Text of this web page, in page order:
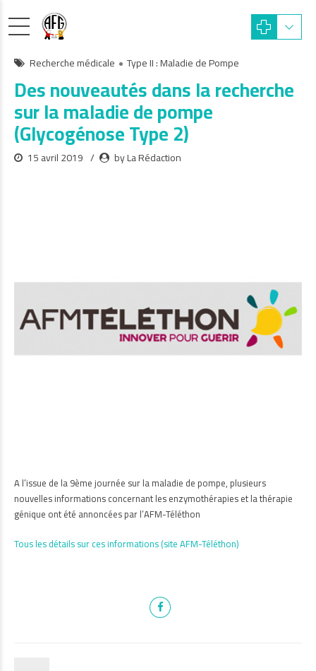
Recherche médicale Type II : Maladie de Pompe
Des nouveautés dans la recherche
sur la maladie de pompe
(Glycogénose Type 2)
15 avril 2019 by La Rédaction
A l’issue de la 9ème journée sur la maladie de pompe, plusieurs
nouvelles informations concernant les enzymothérapies et la thérapie
génique ont été annoncées par l’AFM-Téléthon
Tous les détails sur ces informations (site AFM-Téléthon)